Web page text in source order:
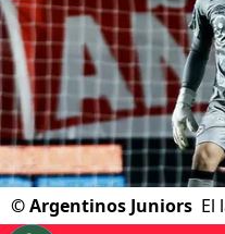
©Argentinos Juniors El